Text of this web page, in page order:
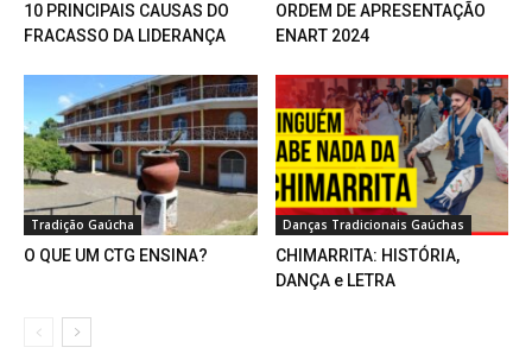
10 PRINCIPAIS CAUSAS DO
FRACASSO DA LIDERANÇA
ORDEM DE APRESENTAÇÃO
ENART 2024
Tradição Gaúcha
O QUE UM CTG ENSINA?
Danças Tradicionais Gaúchas
CHIMARRITA: HISTÓRIA,
DANÇA e LETRA